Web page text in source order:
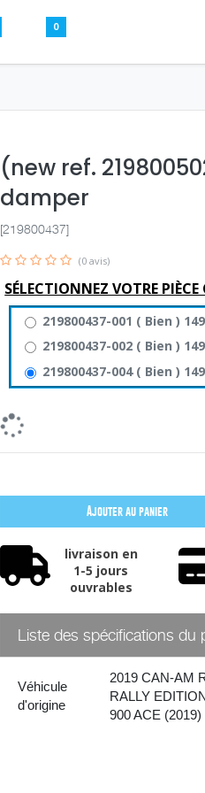
0
(new ref.
damper
[219800437]
(0 avis)
SÉLECTIONNEZ VOTRE
219800437-001 ( Bien )
219800437-002 ( Bien )
219800437-004( Bien )
Ajouter au panier
livraison en
1-5 jours
ouvrables
Liste des spécifications du
Véhicule
d'origine
2019 CAN-AM
RALLY
900 ACE (2019)